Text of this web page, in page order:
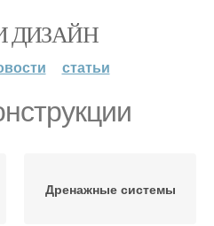
ДИЗАЙН
статьи
Дренажные системы